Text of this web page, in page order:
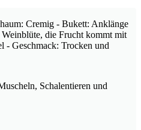
Cremig - Bukett: Anklänge
die Frucht kommt mit
- Geschmack: Trocken und
Schalentieren und